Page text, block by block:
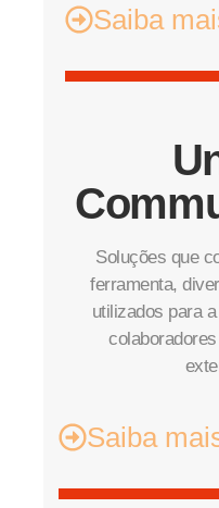
Saiba
Soluções que
ferramenta,
utilizados para
Saiba